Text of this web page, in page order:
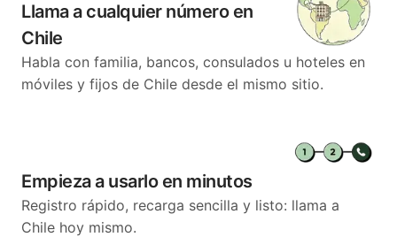
Llama a cualquier número en
Chile
Habla con familia, bancos, consulados u hoteles en
móviles y fijos de Chile desde el mismo sitio.
Empieza a usarlo en minutos
Registro rápido, recarga sencilla y listo: llama a
Chile hoy mismo.